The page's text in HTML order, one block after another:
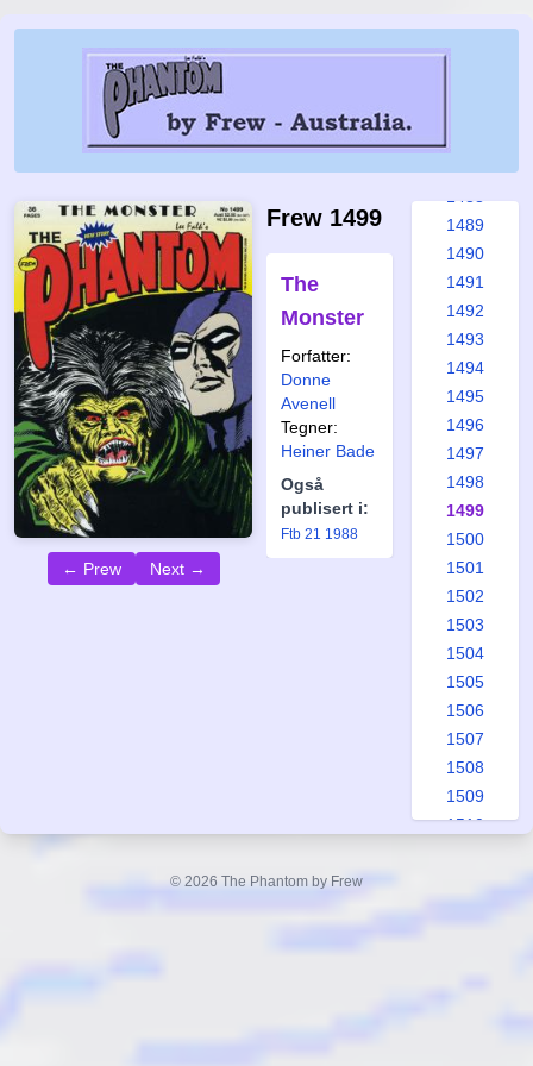
← Prew Next →
Frew 1499
The
Monster
Forfatter:
Donne
Avenell
Tegner:
Heiner Bade
Også
publisert i:
Ftb 21 1988
1482
1483
1489
1490
1491
1492
1493
1494
1495
1496
1497
1498
1499
1500
1501
1502
1503
1504
1505
1506
1507
1508
1509
1510
© 2026 The Phantom by Frew